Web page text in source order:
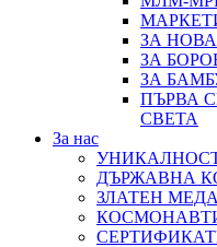
ЗА
ЗА
ЗА
ПЪРВА
СВЕТА
За нас
ДЪРЖАВНА
ЗЛАТЕН